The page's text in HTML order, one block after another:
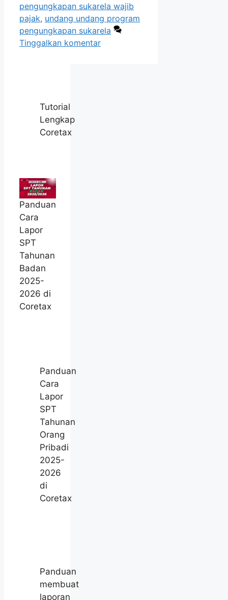
pengungkapan sukarela wajib
pajak, undang undang program
pengungkapan sukarela
Tinggalkan komentar
Tutorial
Lengkap
Coretax
Panduan
Cara
Lapor
SPT
Tahunan
Badan
2025-
2026 di
Coretax
Panduan
Cara
Lapor
SPT
Tahunan
Orang
Pribadi
2025-
2026
di
Coretax
Panduan
membuat
laporan